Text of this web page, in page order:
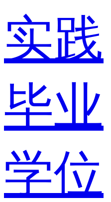
实践
毕业
学位